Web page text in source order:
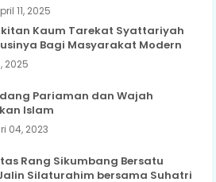
11, 2025
Kaum Tarekat Syattariyah
Bagi Masyarakat Modern
2025
Pariaman dan Wajah
Islam
04, 2023
Rang Sikumbang Bersatu
Jalin Silaturahim bersama Suhatri